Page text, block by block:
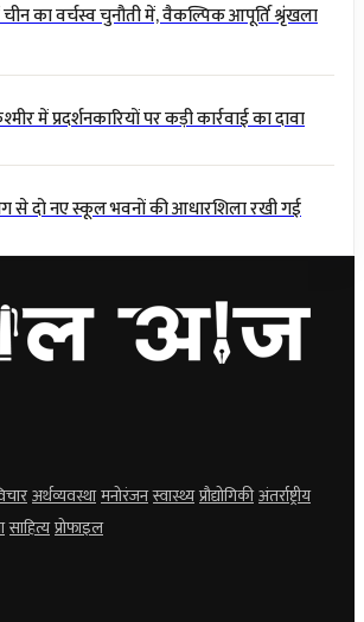
का वर्चस्व चुनौती में, वैकल्पिक आपूर्ति श्रृंखला
में प्रदर्शनकारियों पर कड़ी कार्रवाई का दावा
से दो नए स्कूल भवनों की आधारशिला रखी गई
अर्थव्यवस्थामनोरंजनस्वास्थ्यप्रौद्योगिकीअंतर्राष्ट्रीय
साहित्यप्रोफाइल